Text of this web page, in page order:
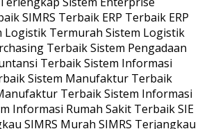
SIMRS Terbaik ERP Terbaik ERP
Logistik Termurah Sistem Logistik
Terbaik Sistem Pengadaan
Terbaik Sistem Informasi
Sistem Manufaktur Terbaik
Terbaik Sistem Informasi
Informasi Rumah Sakit Terbaik SIE
SIMRS Murah SIMRS Terjangkau